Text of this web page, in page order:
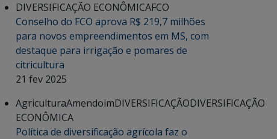
DIVERSIFICAÇÃO ECONÔMICAFCO
Conselho do FCO aprova R$ 219,7 milhões
para novos empreendimentos em MS, com
destaque para irrigação e pomares de
citricultura
21 fev 2025
AgriculturaAmendoimDIVERSIFICAÇÃODIVERSIFICAÇÃO
ECONÔMICA
Política de diversificação agrícola faz o